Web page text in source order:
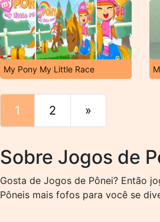
My Pony My Little Race
1 2 »
Sobre Jogos de
Gosta de Jogos de Pônei? Então
Pôneis mais fofos para você se